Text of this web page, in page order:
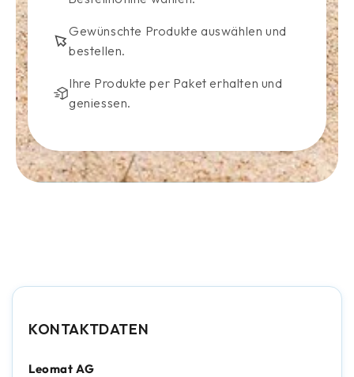
Gewünschte Produkte auswählen und
bestellen.
Ihre Produkte per Paket erhalten und
geniessen.
KONTAKTDATEN
Leomat AG